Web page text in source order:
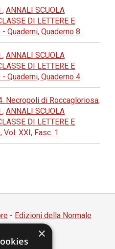
, ANNALI SCUOLA
DI LETTERE E
Quaderni, Quaderno 8
, ANNALI SCUOLA
DI LETTERE E
Quaderni, Quaderno 4
Necropoli di Roccagloriosa,
, ANNALI SCUOLA
DI LETTERE E
Vol. XXI, Fasc. 1
- Edizioni della Normale
56126 Pisa×